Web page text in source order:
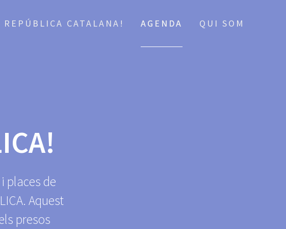
REPÚBLICA CATALANA! AGENDA QUI SOM
places de
Aquest
presos